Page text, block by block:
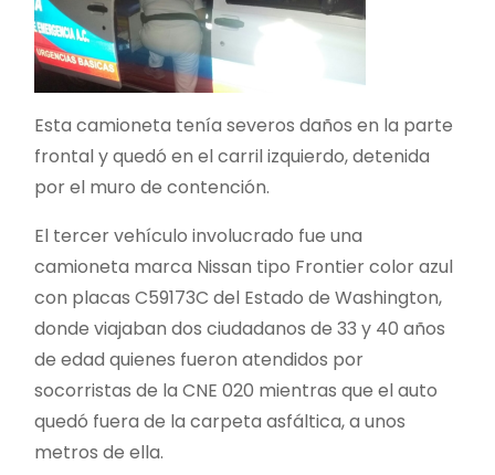
Esta camioneta tenía severos daños en la parte
frontal y quedó en el carril izquierdo, detenida
por el muro de contención.
El tercer vehículo involucrado fue una
camioneta marca Nissan tipo Frontier color azul
con placas C59173C del Estado de Washington,
donde viajaban dos ciudadanos de 33 y 40 años
de edad quienes fueron atendidos por
socorristas de la CNE 020 mientras que el auto
quedó fuera de la carpeta asfáltica, a unos
metros de ella.